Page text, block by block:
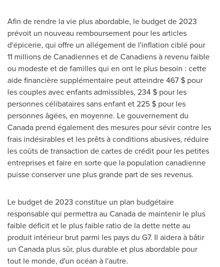
Afin de rendre la vie plus abordable, le budget de 2023
prévoit un nouveau remboursement pour les articles
d'épicerie, qui offre un allégement de l'inflation ciblé pour
11 millions de Canadiennes et de Canadiens à revenu faible
ou modeste et de familles qui en ont le plus besoin : cette
aide financière supplémentaire peut atteindre 467 $ pour
les couples avec enfants admissibles, 234 $ pour les
personnes célibataires sans enfant et 225 $ pour les
personnes âgées, en moyenne. Le gouvernement du
Canada prend également des mesures pour sévir contre les
frais indésirables et les prêts à conditions abusives, réduire
les coûts de transaction de cartes de crédit pour les petites
entreprises et faire en sorte que la population canadienne
puisse conserver une plus grande part de ses revenus.
Le budget de 2023 constitue un plan budgétaire
responsable qui permettra au Canadade maintenir le plus
faible déficit et le plus faible ratio de la dette nette au
produit intérieur brut parmi les pays du G7. Il aidera à bâtir
un Canada plus sûr, plus durable et plus abordable pour
tout le monde, d'un océan à l'autre.